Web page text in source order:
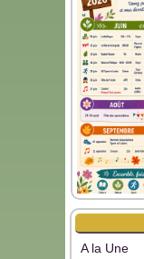
A la Une